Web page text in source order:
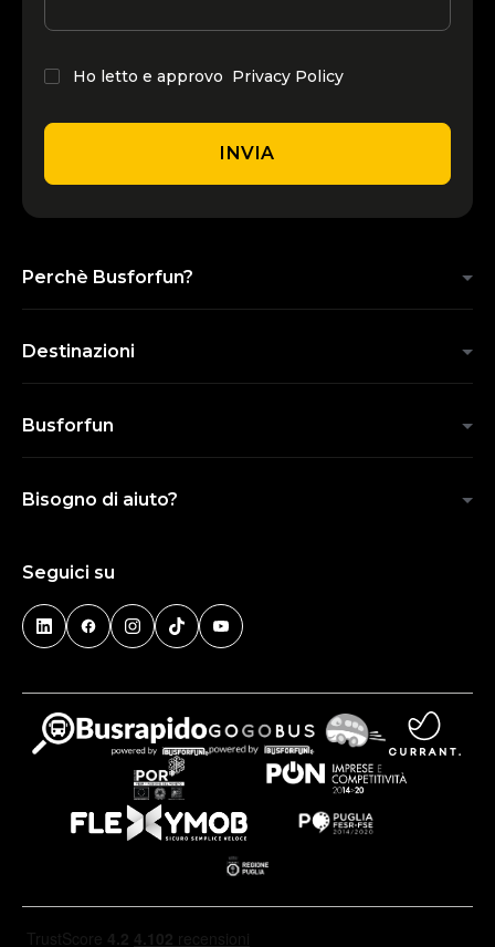
Ho letto e approvo Privacy Policy
INVIA
Perchè Busforfun?
Destinazioni
Busforfun
Bisogno di aiuto?
Seguici su